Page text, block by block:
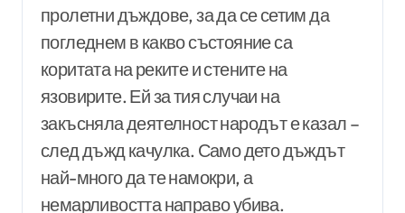
пролетни дъждове, за да се сетим да
погледнем в какво състояние са
коритата на реките и стените на
язовирите. Ей за тия случаи на
закъсняла деятелност народът е казал –
след дъжд качулка. Само дето дъждът
най-много да те намокри, а
немарливостта направо убива.